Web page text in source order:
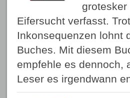
Eifersucht verfasst.
Inkonsequenzen lohnt
Buches. Mit diesem
empfehle es dennoch,
Leser es irgendwann